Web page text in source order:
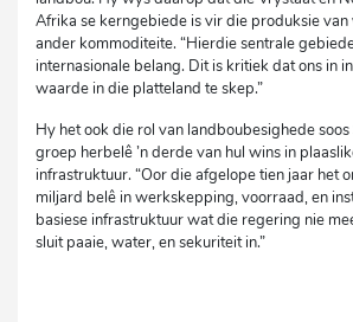
Afrika se kerngebiede is vir die produksie van
ander kommoditeite. “Hierdie sentrale
internasionale belang. Dit is kritiek dat ons in
waarde in die platteland te skep.”
Hy het ook die rol van landboubesighede
groep herbelê ’n derde van hul wins in
infrastruktuur. “Oor die afgelope tien jaar het
miljard belê in werkskepping, voorraad, en
basiese infrastruktuur wat die regering nie
sluit paaie, water, en sekuriteit in.”